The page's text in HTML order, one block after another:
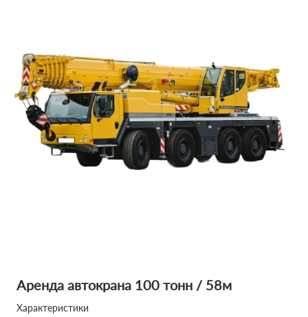
Аренда автокрана 100 тонн / 58м
Характеристики